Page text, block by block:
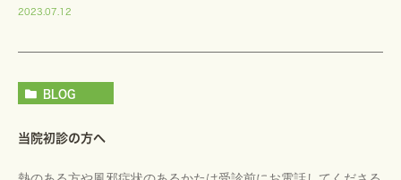
2023.07.12
BLOG
当院初診の方へ